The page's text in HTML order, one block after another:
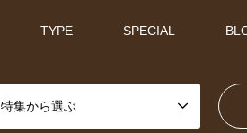
TYPE SPECIAL
特集から選ぶ